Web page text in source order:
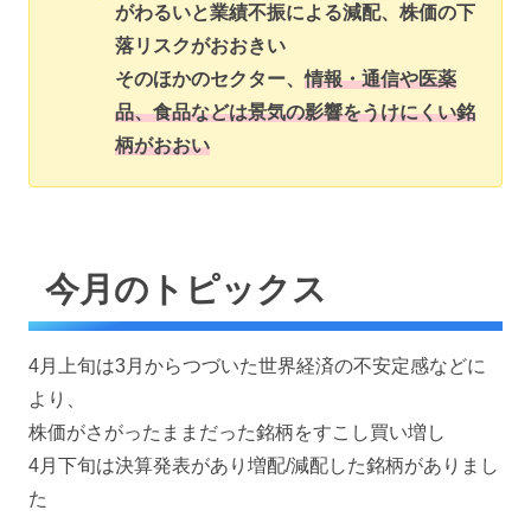
がわるいと業績不振による減配、株価の下
落リスクがおおきい
そのほかのセクター、情報・通信や医薬
品、食品などは景気の影響をうけにくい銘
柄がおおい
今月のトピックス
4月上旬は3月からつづいた世界経済の不安定感などに
より、
株価がさがったままだった銘柄をすこし買い増し
4月下旬は決算発表があり増配/減配した銘柄がありまし
た